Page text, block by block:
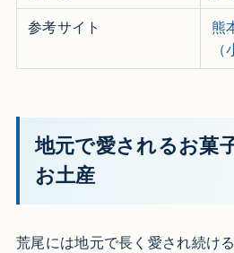
参考サイト
熊
地元で愛されるお菓
お土産
荒尾には地元で長く愛され続け